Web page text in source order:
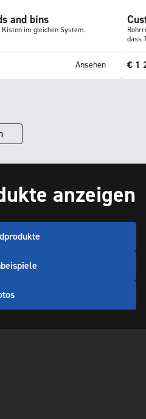
and bins
im gleichen System.
Ansehen
dass
€ 1
anzeigen